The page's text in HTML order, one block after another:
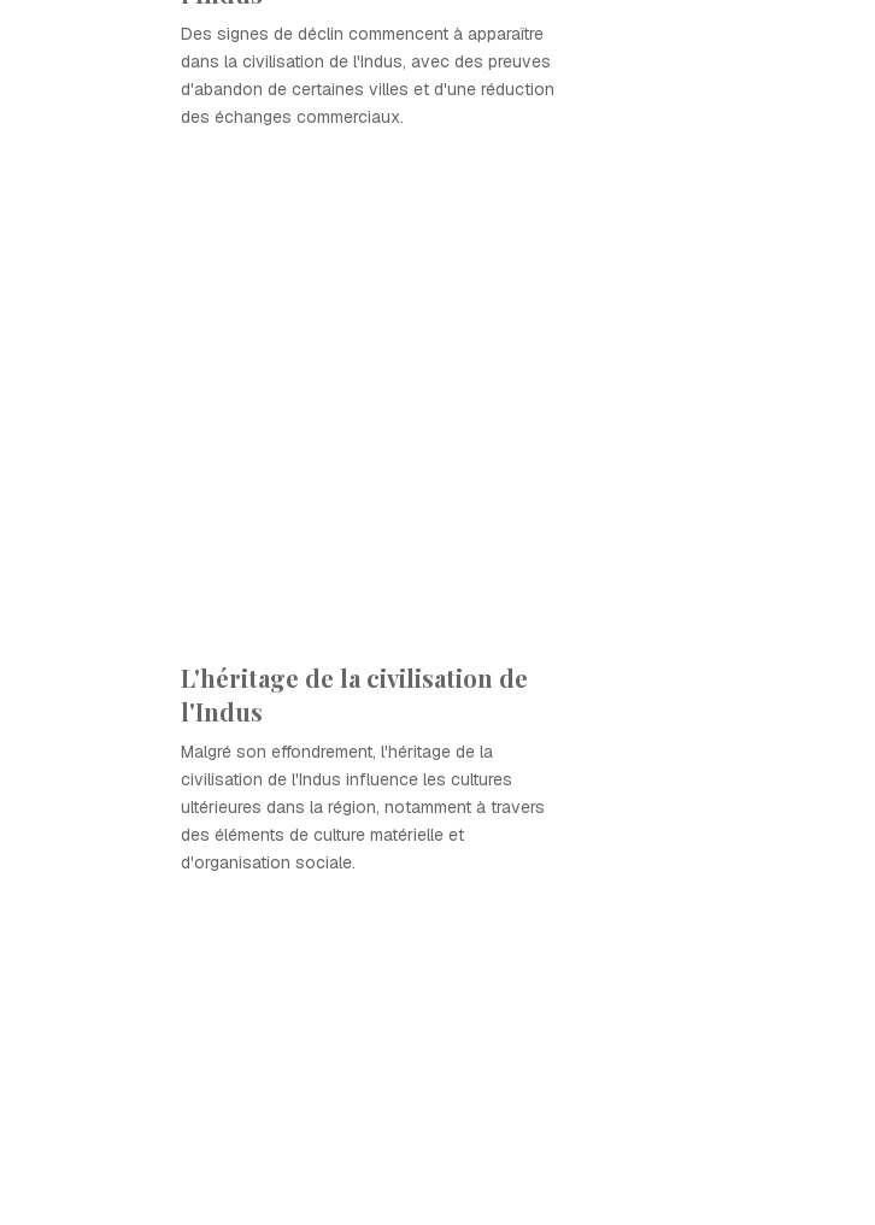
Des signes de déclin commencent à apparaître
dans la civilisation de l'Indus, avec des preuves
d'abandon de certaines villes et d'une réduction
des échanges commerciaux.
L'héritage de la civilisation de
l'Indus
Malgré son effondrement, l'héritage de la
civilisation de l'Indus influence les cultures
ultérieures dans la région, notamment à travers
des éléments de culture matérielle et
d'organisation sociale.